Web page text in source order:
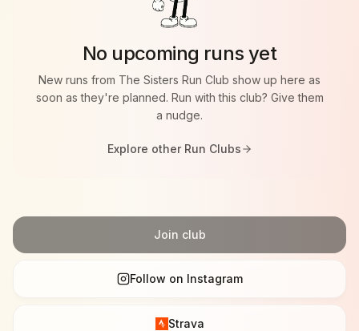
* Women-only community
* Rustig en toegankelijk tempo voor alle niveaus
* Een gezamenlijke start & finish
The Sisters Run Club draait om good energy,
community en samen genieten van movements.
No upcoming runs yet
New runs from The Sisters Run Club show up here as
soon as they're planned. Run with this club? Give them
a nudge.
Explore other Run Clubs
Join club
Follow on Instagram
Strava